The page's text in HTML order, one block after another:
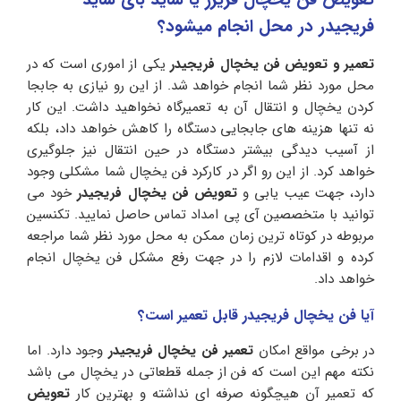
فریجیدر در محل انجام میشود؟
تعمیر و تعویض فن یخچال فریجیدریکی از اموری است که در
محل مورد نظر شما انجام خواهد شد. از این رو نیازی به جابجا
کردن یخچال و انتقال آن به تعمیرگاه نخواهید داشت. این کار
نه تنها هزینه های جابجایی دستگاه را کاهش خواهد داد، بلکه
از آسیب دیدگی بیشتر دستگاه در حین انتقال نیز جلوگیری
خواهد کرد. از این رو اگر در کارکرد فن یخچال شما مشکلی وجود
دارد، جهت عیب یابی و تعویض فن یخچال فریجیدرخود می
توانید با متخصصین آی پی امداد تماس حاصل نمایید. تکنسین
مربوطه در کوتاه ترین زمان ممکن به محل مورد نظر شما مراجعه
کرده و اقدامات لازم را در جهت رفع مشکل فن یخچال انجام
خواهد داد.
آیا فن یخچال فریجیدر قابل تعمیر است؟
در برخی مواقع امکان تعمیر فن یخچال فریجیدر وجود دارد. اما
نکته مهم این است که فن از جمله قطعاتی در یخچال می باشد
که تعمیر آن هیچگونه صرفه ای نداشته و بهترین کار تعویض